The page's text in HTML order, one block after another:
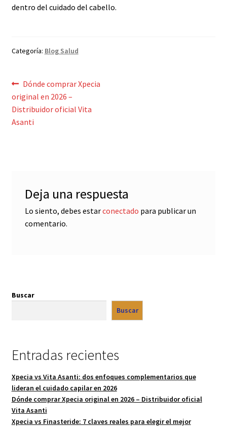
dentro del cuidado del cabello.
Categoría: Blog Salud
Navegación
de
entradas
Anterior:
Dónde comprar Xpecia
original en 2026 –
Distribuidor oficial Vita
Asanti
Deja una respuesta
Lo siento, debes estarconectado para publicar un
comentario.
Buscar
Buscar
Entradas recientes
Xpecia vs Vita Asanti: dos enfoques complementarios que
lideran el cuidado capilar en 2026
Dónde comprar Xpecia original en 2026 – Distribuidor oficial
Vita Asanti
Xpecia vs Finasteride: 7 claves reales para elegir el mejor